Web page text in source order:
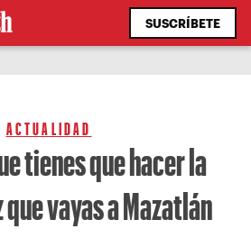
SUSCRÍBETE
ACTUALIDAD
tienes que hacer la
vayas a Mazatlán